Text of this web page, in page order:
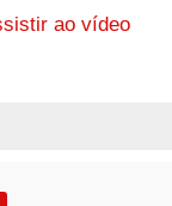
ao vídeo